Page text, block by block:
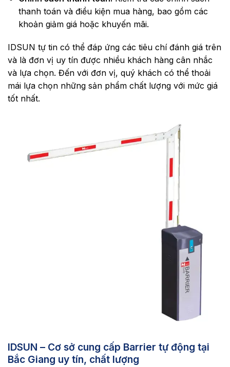
thanh toán và điều kiện mua hàng, bao gồm các
khoản giảm giá hoặc khuyến mãi.
IDSUN tự tin có thể đáp ứng các tiêu chí đánh giá trên
và là đơn vị uy tín được nhiều khách hàng cân nhắc
và lựa chọn. Đến với đơn vị, quý khách có thể thoải
mái lựa chọn những sản phẩm chất lượng với mức giá
tốt nhất.
IDSUN – Cơ sở cung cấp Barrier tự động tại
Bắc Giang uy tín, chất lượng